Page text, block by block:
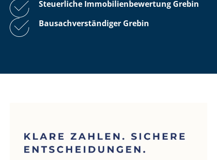
Steuerliche Im­mo­bi­li­en­be­wer­tung Grebin
Bau­sach­ver­stän­di­ger Grebin